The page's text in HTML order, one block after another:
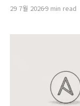
(Token Exchange)
이를 검증한 후 목적
29 7월 20269 min read